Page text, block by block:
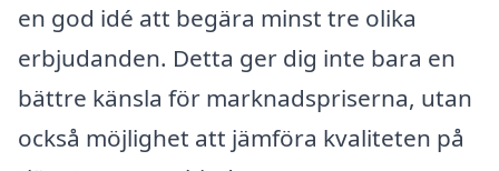
en god idé att begära minst tre olika
erbjudanden. Detta ger dig inte bara en
bättre känsla för marknadspriserna, utan
också möjlighet att jämföra kvaliteten på